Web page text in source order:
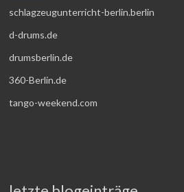
schlagzeugunterricht-berlin.berlin
d-drums.de
drumsberlin.de
360-Berlin.de
tango-weekend.com